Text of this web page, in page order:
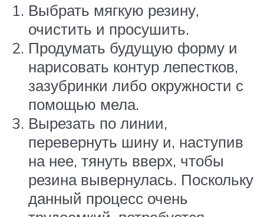
Выбрать мягкую резину,
очистить и просушить.
Продумать будущую форму и
нарисовать контур лепестков,
зазубринки либо окружности с
помощью мела.
Вырезать по линии,
перевернуть шину и, наступив
на нее, тянуть вверх, чтобы
резина вывернулась. Поскольку
данный процесс очень